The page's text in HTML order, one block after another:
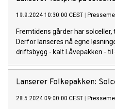
19.9.2024 10:30:00 CEST
Fremtidens gårder har
Derfor lanseres nå egne
driftsbygg - kalt Låvepakken - til
Lanserer Folkepakken:
28.5.2024 09:00:00 CEST